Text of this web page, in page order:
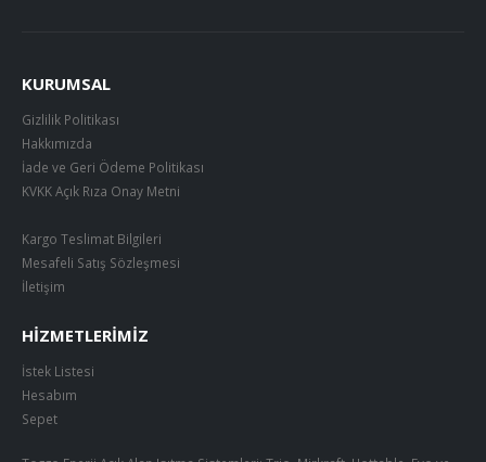
KURUMSAL
Gizlilik Politikası
Hakkımızda
İade ve Geri Ödeme Politikası
KVKK Açık Rıza Onay Metni
Kargo Teslimat Bilgileri
Mesafeli Satış Sözleşmesi
İletişim
HIZMETLERIMIZ
İstek Listesi
Hesabım
Sepet